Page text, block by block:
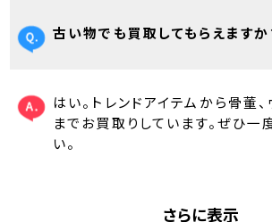
古い物でも買取してもらえますか
はい。トレンドアイテムから骨董
までお買取りしています。ぜひ一
い。
さらに表示